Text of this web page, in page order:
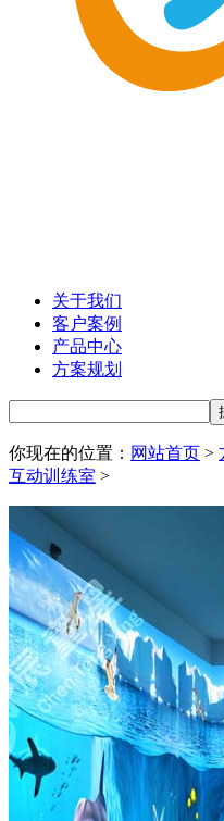
关于我们
客户案例
产品中心
方案规划
你现在的位置： 网站首页 >
互动训练室 >